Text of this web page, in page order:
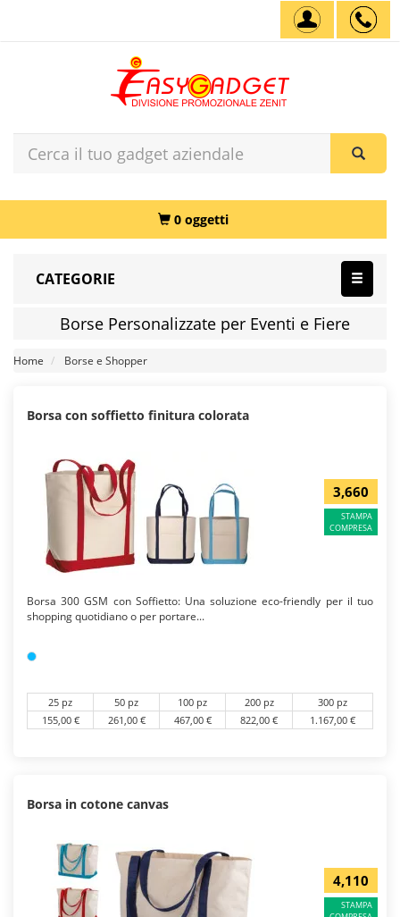
0 oggetti
CATEGORIE
Borse Personalizzate per Eventi e Fiere
Home Borse e Shopper
Borsa con soffietto finitura colorata
3,660
STAMPA
COMPRESA
Borsa 300 GSM con Soffietto: Una soluzione eco-friendly per il tuo
shopping quotidiano o per portare...
25 pz 50 pz 100 pz 200 pz
300 pz
155,00 €
261,00 € 467,00 € 822,00 € 1.167,00 €
Borsa in cotone canvas
4,110
STAMPA